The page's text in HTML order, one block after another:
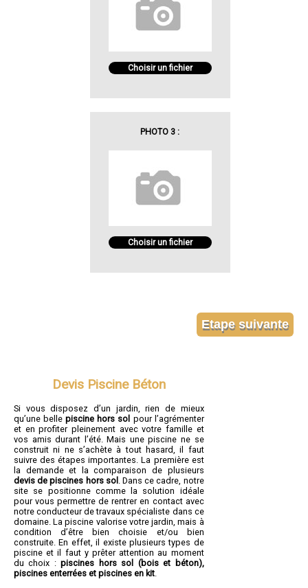
Choisir un fichier
PHOTO 3 :
Choisir un fichier
Devis Piscine Béton
Si vous disposez d’un jardin, rien de mieux
qu’une bellepiscine hors sol pour l’agrémenter
et en profiter pleinement avec votre famille et
vos amis durant l’été. Mais une piscine ne se
construit ni ne s’achète à tout hasard, il faut
suivre des étapes importantes. La première est
la demande et la comparaison de plusieurs
devis de piscines hors sol . Dans ce cadre, notre
site se positionne comme la solution idéale
pour vous permettre de rentrer en contact avec
notre conducteur de travaux spécialiste dans ce
domaine. La piscine valorise votre jardin, mais à
condition d’être bien choisie et/ou bien
construite. En effet, il existe plusieurs types de
piscine et il faut y prêter attention au moment
du choix :piscines hors sol (bois et béton),
piscines enterrées et piscines en kit.